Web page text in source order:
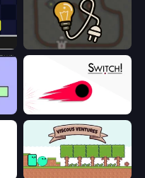
Light The Lamp
Switch!